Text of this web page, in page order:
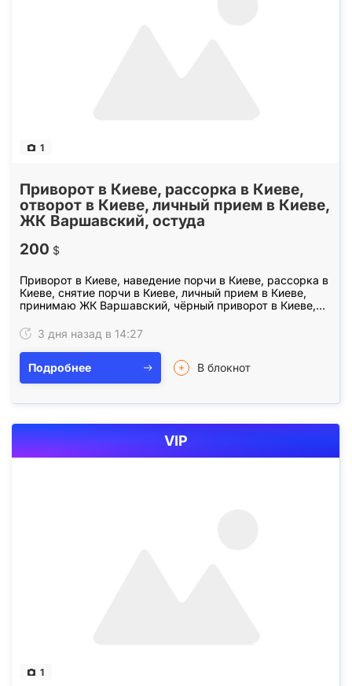
1
Приворот в Киеве, рассорка в Киеве,
отворот в Киеве, личный прием в Киеве,
ЖК Варшавский, остуда
200 $
Приворот в Киеве, наведение порчи в Киеве, рассорка в
Киеве, снятие порчи в Киеве, личный прием в Киеве,
принимаю ЖК Варшавский, чёрный приворот в Киеве,
3 дня назад в 14:27
Подробнее В блокнот
1
VIP